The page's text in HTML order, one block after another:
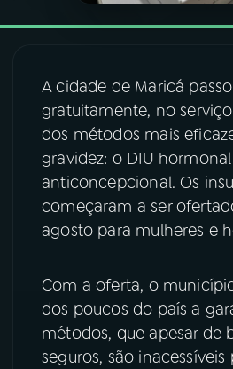
07ÚLTIMAS
FESTIVAL DE MÚSICA
ACOMPANHE A RÁDIO NACIONAL
Instagram X
TikTok
A cidade de Maricá
gratuitamente, no
dos métodos mais
gravidez: o DIU
anticoncepcional. Os
começaram a ser
agosto para mulheres e
Com a oferta, o
dos poucos do país a
métodos, que apesar de
seguros, são